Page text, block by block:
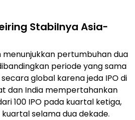
Stabilnya Asia-
menunjukkan pertumbuhan dua
periode yang sama
global karena jeda IPO di
dan India mempertahankan
100 IPO pada kuartal ketiga,
selama dua dekade.